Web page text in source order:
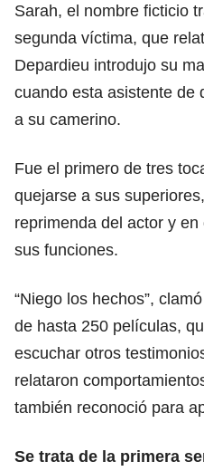
Sarah, el nombre ficticio
segunda víctima, que
Depardieu introdujo su
cuando esta asistente de
a su camerino.
Fue el primero de tres
quejarse a sus
reprimenda del actor y
sus funciones.
“Niego los hechos”,
de hasta 250 películas,
escuchar otros
relataron
también reconoció para
Se trata de la primera